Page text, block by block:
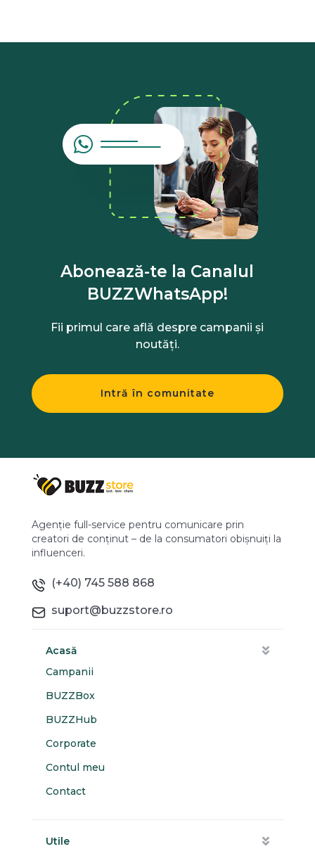
Abonează-te la Canalul
BUZZWhatsApp!
Fii primul care află despre campanii și
noutăți.
Intră în comunitate
Agenție full-service pentru comunicare prin
creatori de conținut – de la consumatori obișnuiți la
influenceri.
(+40) 745 588 868
suport@buzzstore.ro
Acasă
Campanii
BUZZBox
BUZZHub
Corporate
Contul meu
Contact
Utile